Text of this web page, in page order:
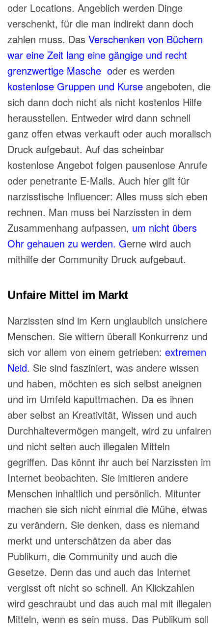
oder Locations. Angeblich werden Dinge
verschenkt, für die man indirekt dann doch
zahlen muss. Das Verschenken von Büchern
war eine Zeit lang eine gängige und recht
grenzwertige Masche oder es werden
kostenlose Gruppen und Kurse angeboten, die
sich dann doch nicht als nicht kostenlos Hilfe
herausstellen. Entweder wird dann schnell
ganz offen etwas verkauft oder auch moralisch
Druck aufgebaut. Auf das scheinbar
kostenlose Angebot folgen pausenlose Anrufe
oder penetrante E-Mails. Auch hier gilt für
narzisstische Influencer: Alles muss sich eben
rechnen. Man muss bei Narzissten in dem
Zusammenhang aufpassen, um nicht übers
Ohr gehauen zu werden. Gerne wird auch
mithilfe der Community Druck aufgebaut.
Unfaire Mittel im Markt
Narzissten sind im Kern unglaublich unsichere
Menschen. Sie wittern überall Konkurrenz und
sich vor allem von einem getrieben: extremen
Neid. Sie sind fasziniert, was andere wissen
und haben, möchten es sich selbst aneignen
und im Umfeld kaputtmachen. Da es ihnen
aber selbst an Kreativität, Wissen und auch
Durchhaltevermögen mangelt, wird zu unfairen
und nicht selten auch illegalen Mitteln
gegriffen. Das könnt ihr auch bei Narzissten im
Internet beobachten. Sie imitieren andere
Menschen inhaltlich und persönlich. Mitunter
machen sie sich nicht einmal die Mühe, etwas
zu verändern. Sie denken, dass es niemand
merkt und unterschätzen da aber das
Publikum, die Community und auch die
Gesetze. Denn das und auch das Internet
vergisst oft nicht so schnell. An Klickzahlen
wird geschraubt und das auch mal mit illegalen
Mitteln, wenn es sein muss. Das Publikum soll